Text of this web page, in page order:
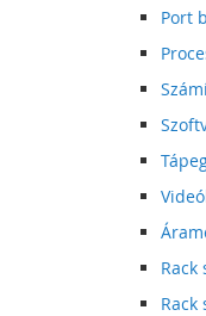
Port
Rack
Rack